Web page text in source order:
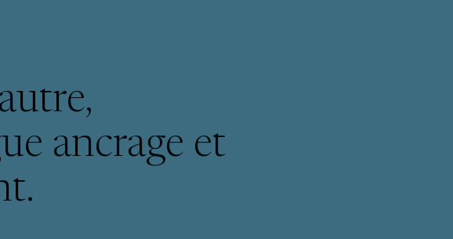
ancrage et